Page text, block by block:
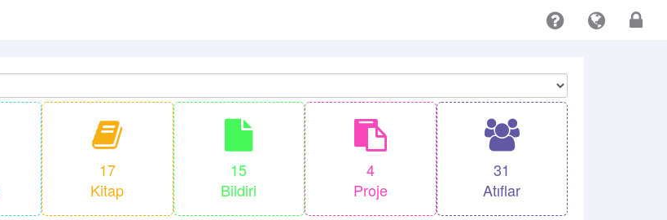
17
Kitap
15
Bildiri
4
Proje
31
Atıflar